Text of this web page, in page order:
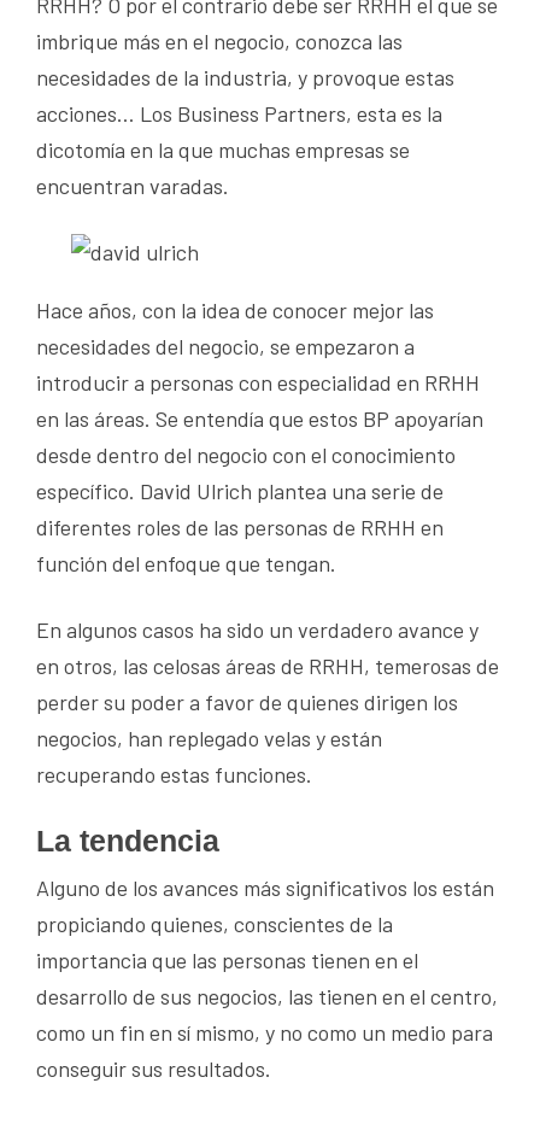
imbrique más en el negocio, conozca las
necesidades de la industria, y provoque estas
acciones… Los Business Partners, esta es la
dicotomía en la que muchas empresas se
encuentran varadas.
Hace años, con la idea de conocer mejor las
necesidades del negocio, se empezaron a
introducir a personas con especialidad en RRHH
en las áreas. Se entendía que estos BP apoyarían
desde dentro del negocio con el conocimiento
específico. David Ulrich plantea una serie de
diferentes roles de las personas de RRHH en
función del enfoque que tengan.
En algunos casos ha sido un verdadero avance y
en otros, las celosas áreas de RRHH, temerosas de
perder su poder a favor de quienes dirigen los
negocios, han replegado velas y están
recuperando estas funciones.
La tendencia
Alguno de los avances más significativos los están
propiciando quienes, conscientes de la
importancia que las personas tienen en el
desarrollo de sus negocios, las tienen en el centro,
como un fin en sí mismo, y no como un medio para
conseguir sus resultados.